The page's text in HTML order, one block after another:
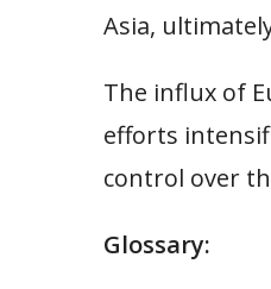
Asia,
The influx of
efforts
control over
Glossary: